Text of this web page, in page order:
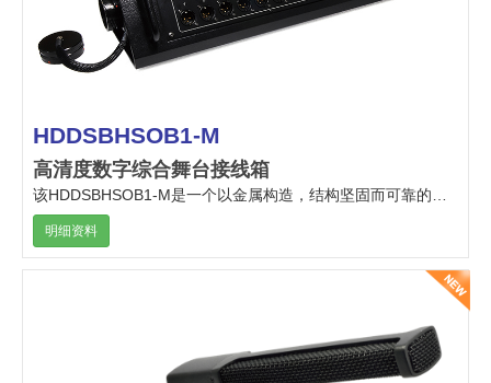
HDDSBHSOB1-M
高清度数字综合舞台接线箱
明细资料